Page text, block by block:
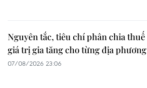
Nguyên tắc, tiêu chí phân chia thuế
giá trị gia tăng cho từng địa phương
07/08/2026 23:06